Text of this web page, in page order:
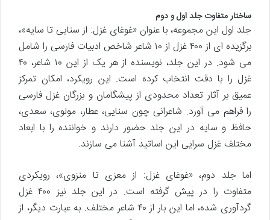
ساختار متفاوت جلد اول و دوم
جلد اول این مجموعه، با عنوان «غوغای غزل: از سنایی تا سایه»،
برگزیده ای از ۴۰۰ غزل از ۱۰ شاعر شاخص ادبیات فارسی را شامل
می شود. در این جلد، نویسنده از هر یک از این ۱۰ شاعر، ۴۰
غزل را با دقت انتخاب کرده است. این رویکرد، امکان تمرکز
عمیق بر آثار تعداد محدودی از پیشگامان و بزرگان غزل فارسی
را فراهم می آورد. شاعرانی چون سنایی، عطار، مولوی، سعدی،
حافظ و سایه در این جلد حضور دارند و خواننده را با ابعاد
مختلف غزل سرایی این اساتید آشنا می سازند.
اما جلد دوم، «غوغای غزل: از معزی تا منزوی»، رویکردی
متفاوت را در پیش گرفته است. در این جلد نیز ۴۰۰ غزل
گردآوری شده، اما این بار از ۴۰ شاعر مختلف. به عبارت دیگر، از